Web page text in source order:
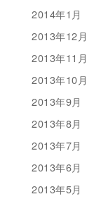
2014年1月
2013年12月
2013年11月
2013年10月
2013年9月
2013年8月
2013年7月
2013年6月
2013年5月